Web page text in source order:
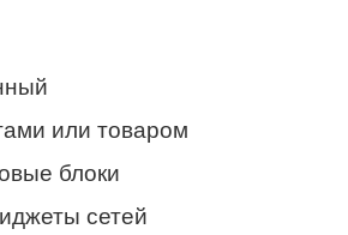
или товаром
блоки
сетей